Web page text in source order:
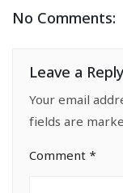
No Comments:
Leave a Reply
Your email
fields are
Comment *